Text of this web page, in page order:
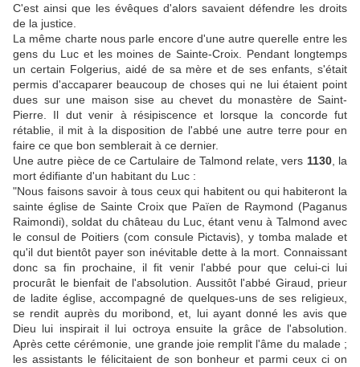
C'est ainsi que les évêques d'alors savaient défendre les droits
de la justice.
La même charte nous parle encore d'une autre querelle entre les
gens du Luc et les moines de Sainte-Croix. Pendant longtemps
un certain Folgerius, aidé de sa mère et de ses enfants, s'était
permis d'accaparer beaucoup de choses qui ne lui étaient point
dues sur une maison sise au chevet du monastère de Saint-
Pierre. Il dut venir à résipiscence et lorsque la concorde fut
rétablie, il mit à la disposition de l'abbé une autre terre pour en
faire ce que bon semblerait à ce dernier.
Une autre pièce de ce Cartulaire de Talmond relate, vers 1130, la
mort édifiante d'un habitant du Luc :
"Nous faisons savoir à tous ceux qui habitent ou qui habiteront la
sainte église de Sainte Croix que Païen de Raymond (Paganus
Raimondi), soldat du château du Luc, étant venu à Talmond avec
le consul de Poitiers (com consule Pictavis), y tomba malade et
qu'il dut bientôt payer son inévitable dette à la mort. Connaissant
donc sa fin prochaine, il fit venir l'abbé pour que celui-ci lui
procurât le bienfait de l'absolution. Aussitôt l'abbé Giraud, prieur
de ladite église, accompagné de quelques-uns de ses religieux,
se rendit auprès du moribond, et, lui ayant donné les avis que
Dieu lui inspirait il lui octroya ensuite la grâce de l'absolution.
Après cette cérémonie, une grande joie remplit l'âme du malade ;
les assistants le félicitaient de son bonheur et parmi ceux ci on